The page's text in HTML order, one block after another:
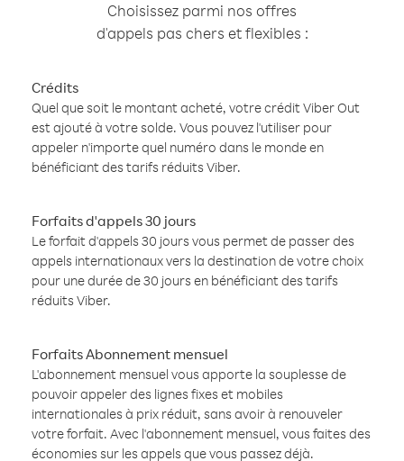
Choisissez parmi nos offres
d'appels pas chers et flexibles :
Crédits
Quel que soit le montant acheté, votre crédit Viber Out
est ajouté à votre solde. Vous pouvez l'utiliser pour
appeler n'importe quel numéro dans le monde en
bénéficiant des tarifs réduits Viber.
Forfaits d'appels 30 jours
Le forfait d'appels 30 jours vous permet de passer des
appels internationaux vers la destination de votre choix
pour une durée de 30 jours en bénéficiant des tarifs
réduits Viber.
Forfaits Abonnement mensuel
L'abonnement mensuel vous apporte la souplesse de
pouvoir appeler des lignes fixes et mobiles
internationales à prix réduit, sans avoir à renouveler
votre forfait. Avec l'abonnement mensuel, vous faites des
économies sur les appels que vous passez déjà.